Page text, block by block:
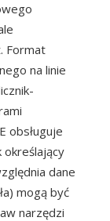
Format
na linie
obsługuje
określający
dane
mogą być
narzędzi